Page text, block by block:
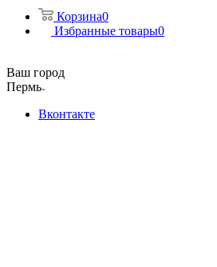
Корзина0
Избранные товары0
Ваш город
Пермь
Вконтакте